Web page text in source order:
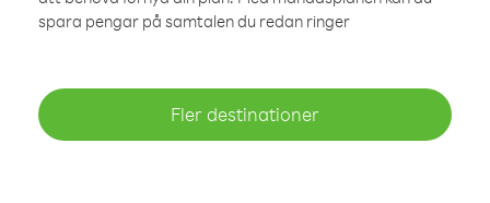
spara pengar på samtalen du redan ringer
Fler destinationer